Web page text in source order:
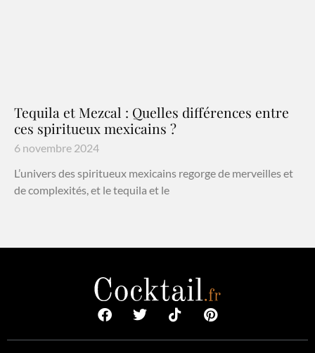
Tequila et Mezcal : Quelles différences entre
ces spiritueux mexicains ?
6 novembre 2024
L’univers des spiritueux mexicains regorge de merveilles et
de complexités, et le tequila et le